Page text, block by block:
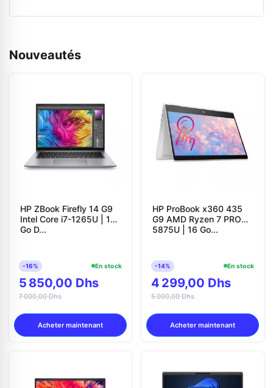
Nouveautés
HP ZBook Firefly 14 G9
Intel Core i7-1265U | 16
Go D...
-16% En stock
5 850,00 Dhs
7 000,00 Dhs
Acheter maintenant
HP ProBook x360 435
G9 AMD Ryzen 7 PRO
5875U | 16 Go...
-14% En stock
4 299,00 Dhs
5 000,00 Dhs
Acheter maintenant